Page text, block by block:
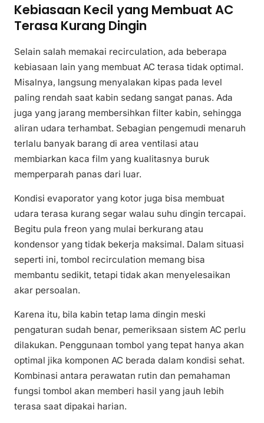
Kebiasaan Kecil yang Membuat AC
Terasa Kurang Dingin
Selain salah memakai recirculation, ada beberapa
kebiasaan lain yang membuat AC terasa tidak optimal.
Misalnya, langsung menyalakan kipas pada level
paling rendah saat kabin sedang sangat panas. Ada
juga yang jarang membersihkan filter kabin, sehingga
aliran udara terhambat. Sebagian pengemudi menaruh
terlalu banyak barang di area ventilasi atau
membiarkan kaca film yang kualitasnya buruk
memperparah panas dari luar.
Kondisi evaporator yang kotor juga bisa membuat
udara terasa kurang segar walau suhu dingin tercapai.
Begitu pula freon yang mulai berkurang atau
kondensor yang tidak bekerja maksimal. Dalam situasi
seperti ini, tombol recirculation memang bisa
membantu sedikit, tetapi tidak akan menyelesaikan
akar persoalan.
Karena itu, bila kabin tetap lama dingin meski
pengaturan sudah benar, pemeriksaan sistem AC perlu
dilakukan. Penggunaan tombol yang tepat hanya akan
optimal jika komponen AC berada dalam kondisi sehat.
Kombinasi antara perawatan rutin dan pemahaman
fungsi tombol akan memberi hasil yang jauh lebih
terasa saat dipakai harian.